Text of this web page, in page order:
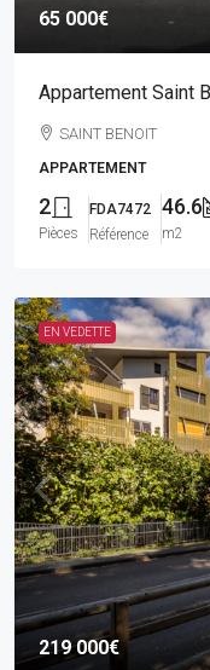
65 000€
Appartement Saint
SAINT BENOIT
APPARTEMENT
2
Pièces
FDA7472
Référence
46.6
m2
EN VEDETTE
219 000€